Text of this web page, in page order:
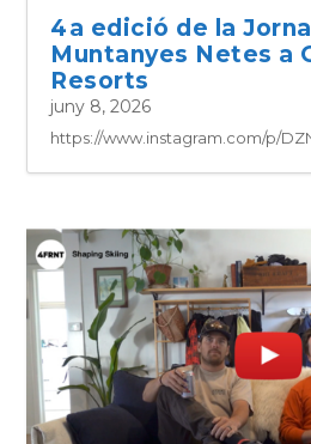
4a edició de la
Muntanyes Netes a
Resorts
juny 8, 2026
https://www.instagram.com/p/